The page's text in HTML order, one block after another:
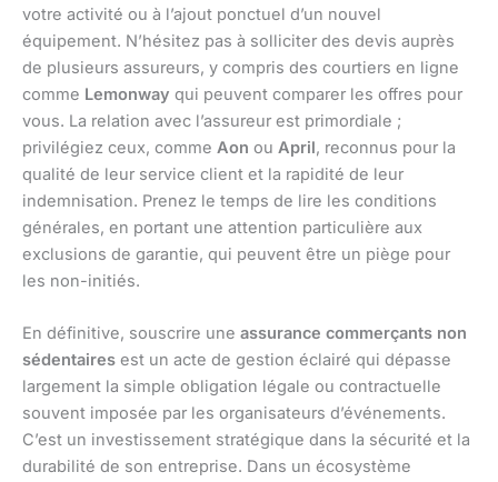
votre activité ou à l’ajout ponctuel d’un nouvel
équipement. N’hésitez pas à solliciter des devis auprès
de plusieurs assureurs, y compris des courtiers en ligne
comme Lemonway qui peuvent comparer les offres pour
vous. La relation avec l’assureur est primordiale ;
privilégiez ceux, comme Aon ou April, reconnus pour la
qualité de leur service client et la rapidité de leur
indemnisation. Prenez le temps de lire les conditions
générales, en portant une attention particulière aux
exclusions de garantie, qui peuvent être un piège pour
les non-initiés.
En définitive, souscrire une assurance commerçants non
sédentaires est un acte de gestion éclairé qui dépasse
largement la simple obligation légale ou contractuelle
souvent imposée par les organisateurs d’événements.
C’est un investissement stratégique dans la sécurité et la
durabilité de son entreprise. Dans un écosystème